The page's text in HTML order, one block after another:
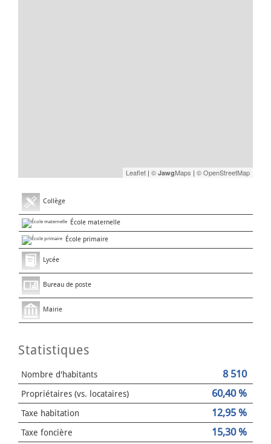
Leaflet | © JawgMaps | © OpenStreetMap
Collège
École maternelle
École primaire
Lycée
Bureau de poste
Mairie
Statistiques
Nombre d'habitants 8 510
Propriétaires (vs. locataires) 60,40 %
Taxe habitation 12,95 %
Taxe foncière 15,30 %